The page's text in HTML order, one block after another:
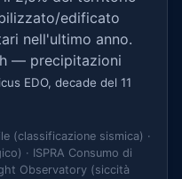
edificato
nell'ultimo anno.
— precipitazioni
EDO, decade del 11
(classificazione sismica) ·
· ISPRA Consumo di
Observatory (siccità